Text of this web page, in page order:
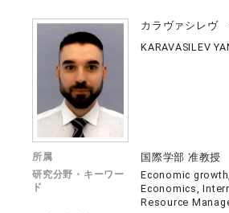
カラヴァシレヴ
KARAVASILEV
所属 国際学部 准教授
研究分野・キーワー
ド
Economic
Economics,
Resource